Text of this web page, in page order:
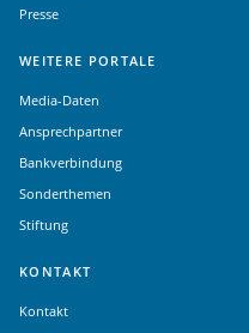
Presse
WEITERE PORTALE
Media-Daten
Ansprechpartner
Bankverbindung
Sonderthemen
Stiftung
KONTAKT
Kontakt